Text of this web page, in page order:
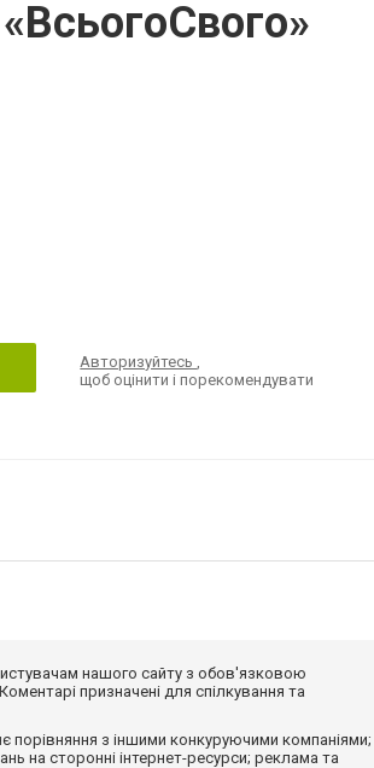
Авторизуйтесь,
щоб оцінити і порекомендувати
нашого сайту з обов'язковою
призначені для спілкування та
порівняння з іншими конкуруючими компаніями;
на сторонні інтернет-ресурси; реклама та